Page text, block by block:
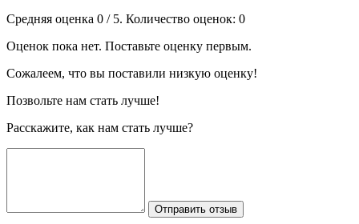
Средняя оценка 0 / 5. Количество оценок: 0
Оценок пока нет. Поставьте оценку первым.
Сожалеем, что вы поставили низкую оценку!
Позвольте нам стать лучше!
Расскажите, как нам стать лучше?
Отправить отзыв